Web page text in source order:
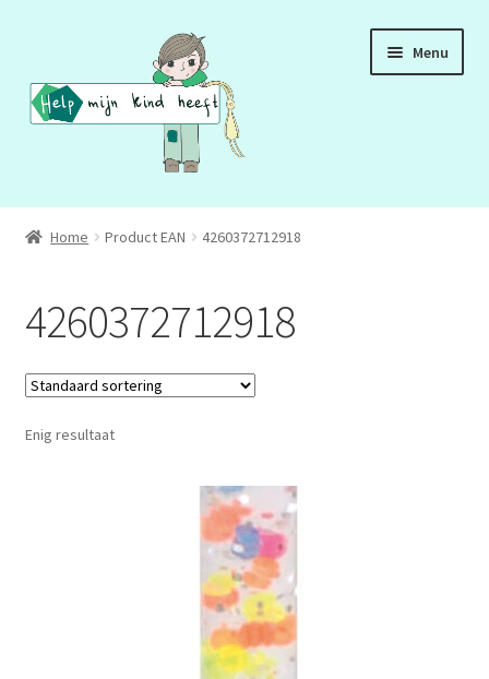
naar
navigatie
de
inhoud
Menu
ADD
ASS
DCD
HSP
Home Product EAN 4260372712918
4260372712918
Enig resultaat